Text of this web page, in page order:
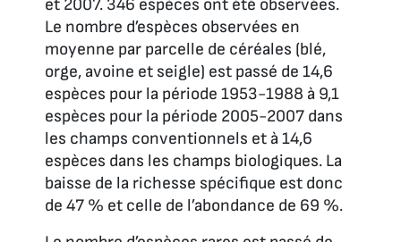
et 2007. 346 espèces ont été observées.
Le nombre d’espèces observées en
moyenne par parcelle de céréales (blé,
orge, avoine et seigle) est passé de 14,6
espèces pour la période 1953-1988 à 9,1
espèces pour la période 2005-2007 dans
les champs conventionnels et à 14,6
espèces dans les champs biologiques. La
baisse de la richesse spécifique est donc
de 47 % et celle de l’abondance de 69 %.